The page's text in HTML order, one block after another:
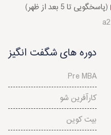
(پاسخگویی تا 5 بعد از ظهر)
دوره های شگفت انگیز
Pre MBA
کارآفرین شو
بیت کوین